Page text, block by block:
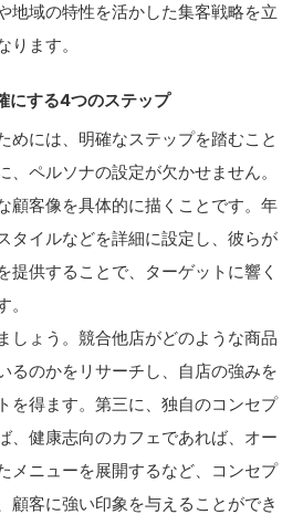
地域の特性を活かした集客戦略を立
ます。
にする4つのステップ
めには、明確なステップを踏むこと
、ペルソナの設定が欠かせません。
顧客像を具体的に描くことです。年
タイルなどを詳細に設定し、彼らが
提供することで、ターゲットに響く
しょう。競合他店がどのような商品
るのかをリサーチし、自店の強みを
を得ます。第三に、独自のコンセプ
、健康志向のカフェであれば、オー
メニューを展開するなど、コンセプ
顧客に強い印象を与えることができ